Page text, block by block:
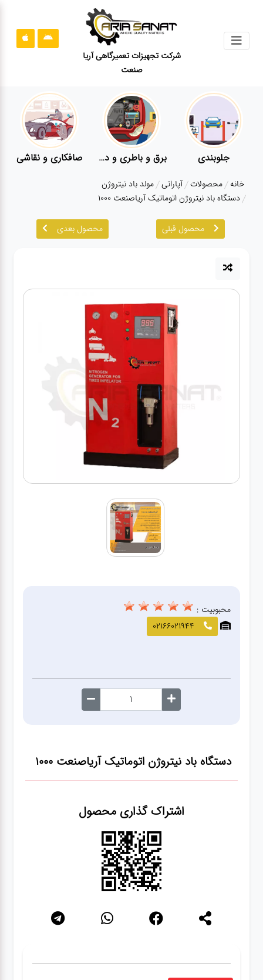
شرکت تجهیزات تعمیرگاهی آریا
صنعت
قوانین
سایت
ارتباط
درباره
ما
آپاراتی
دیاگ
لوازم
معاینه
جلوبندی برق و باطری و دیاگ صافکاری و نقاشی
خانه محصولات آپاراتی مولد باد نیتروژن
دستگاه باد نیتروژن اتوماتیک آریاصنعت 1000
محصول قبلی محصول بعدی
دستگاه باد نیتروژن اتوماتیک آریاصنعت 1000
اشتراک گذاری محصول
محبوبیت :
02166021944